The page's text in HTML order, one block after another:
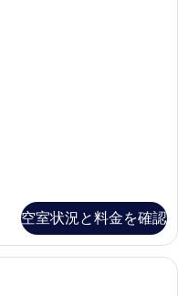
空室状況と料金を確認
Pool Villa | セーフティボッ